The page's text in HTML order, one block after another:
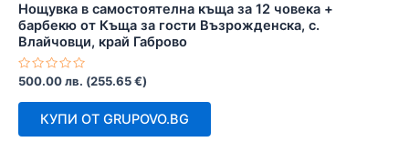
Нощувка в самостоятелна къща за 12 човека +
барбекю от Къща за гости Възрожденска, с.
Влайчовци, край Габрово
Оценено
0
500.00лв. (255.65€)
КУПИ ОТ GRUPOVO.BG